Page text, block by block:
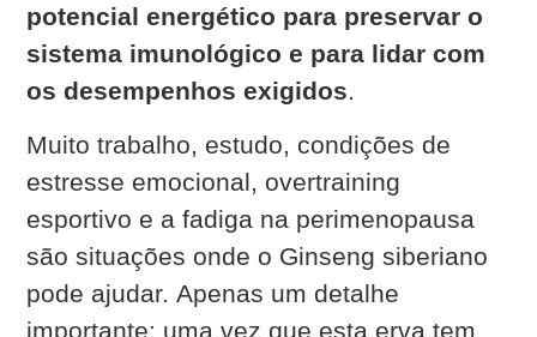
potencial energético para preservar o
sistema imunológico e para lidar com
os desempenhos exigidos.
Muito trabalho, estudo, condições de
estresse emocional, overtraining
esportivo e a fadiga na perimenopausa
são situações onde o Ginseng siberiano
pode ajudar.Apenas um detalhe
importante: uma vez que esta erva tem